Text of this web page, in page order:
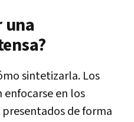
una
sintetizarla. Los
enfocarse en los
de forma